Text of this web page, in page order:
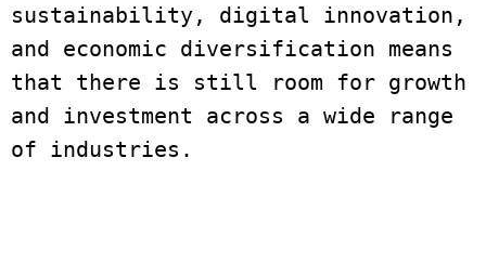
sustainability, digital innovation,
and economic diversification means
that there is still room for growth
and investment across a wide range
of industries.